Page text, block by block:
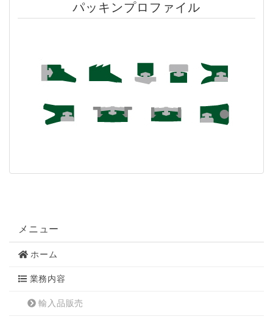
パッキンプロファイル
メニュー
ホーム
業務内容
輸入品販売